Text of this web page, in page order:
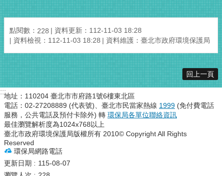
點閱數： 228
資料更新：112-11-03 18:28
資料檢視：112-11-03 18:28
資料維護：臺北市政府環境保護局
回上一頁
:::地址：110204 臺北市市府路1號6樓東北區
電話：02-27208889 (代表號)、臺北市民當家熱線 1999 (免付費電話
服務，公共電話及預付卡除外) 轉 環保局各單位聯絡資訊
最佳瀏覽解析度為1024x768以上
臺北市政府環境保護局版權所有 2010© Copyright All Rights
Reserved
環保局網路電話
更新日期
115-08-07